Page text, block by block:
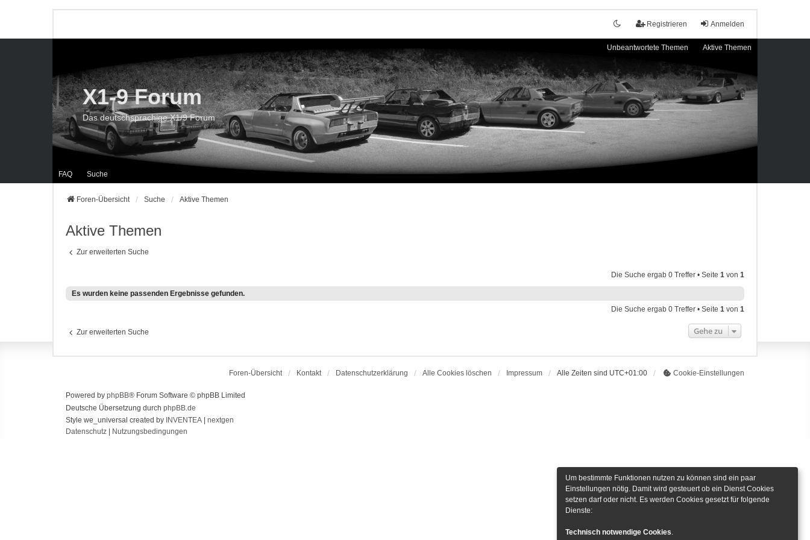
Anmelden
Registrieren
Unbeantwortete Themen Aktive Themen
FAQ Suche
X1-9 Forum
Das deutschsprachige X1/9 Forum
Foren-Übersicht Suche Aktive Themen
Aktive Themen
Zur erweiterten Suche
Die Suche ergab 0 Treffer • Seite 1 von 1
Es wurden keine passenden Ergebnisse gefunden.
Die Suche ergab 0 Treffer • Seite 1 von 1
Zur erweiterten Suche Gehe zu
Foren-Übersicht Kontakt Datenschutzerklärung Alle Cookies löschen Impressum Alle Zeiten sind UTC+01:00 Cookie-Einstellungen
Powered by phpBB® Forum Software © phpBB Limited
Deutsche Übersetzung durch phpBB.de
Style we_universal created by INVENTEA
nextgen
Datenschutz
Nutzungsbedingungen
Um bestimmte Funktionen nutzen zu können sind ein paar
Einstellungen nötig. Damit wird gesteuert ob ein Dienst Cookies
setzen darf oder nicht. Es werden Cookies gesetzt für folgende
Dienste:
Technisch notwendige Cookies.